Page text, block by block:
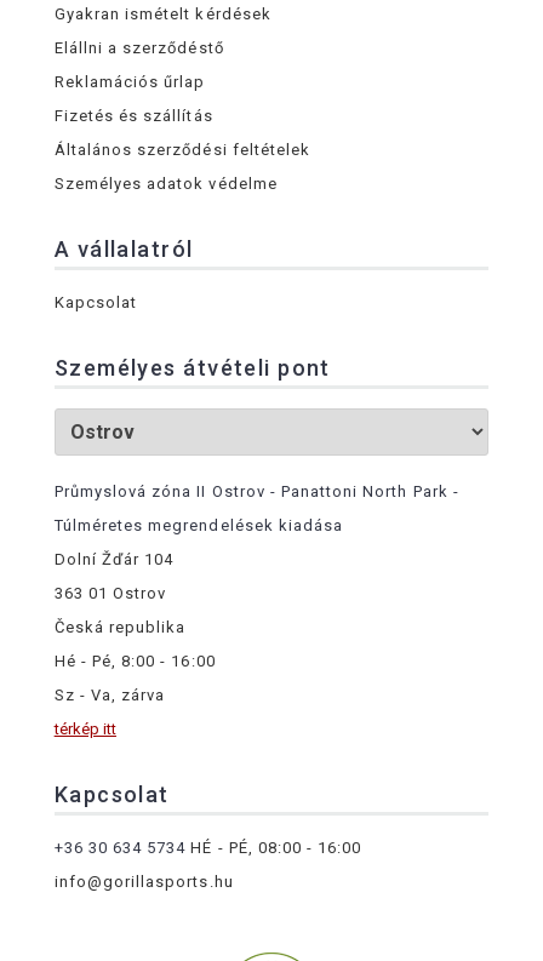
Gyakran ismételt kérdések
Elállni a szerződéstő
Reklamációs űrlap
Fizetés és szállítás
Általános szerződési feltételek
Személyes adatok védelme
A vállalatról
Kapcsolat
Személyes átvételi pont
Průmyslová zóna II Ostrov - Panattoni North Park -
Túlméretes megrendelések kiadása
Dolní Žďár 104
363 01 Ostrov
Česká republika
Hé - Pé, 8:00 - 16:00
Sz - Va, zárva
térkép itt
Kapcsolat
+36 30 634 5734 HÉ - PÉ, 08:00 - 16:00
info@gorillasports.hu